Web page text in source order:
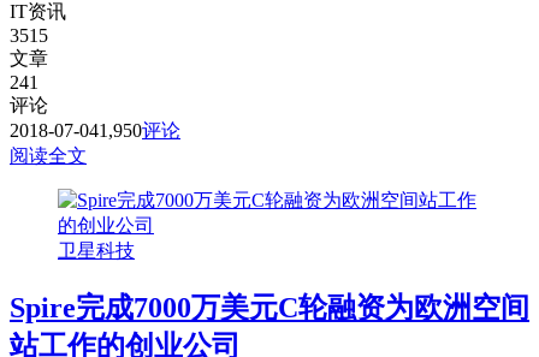
IT资讯
3515
文章
241
评论
2018-07-041,950评论
阅读全文
卫星科技
Spire完成7000万美元C轮融资为欧洲空间
站工作的创业公司